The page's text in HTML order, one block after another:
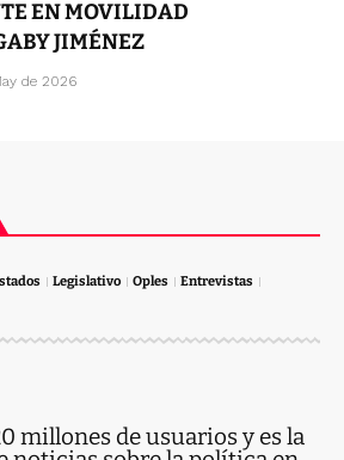
EN MOVILIDAD
JIMÉNEZ
de 2026
Legislativo Oples
Entrevistas
millones de usuarios y es la